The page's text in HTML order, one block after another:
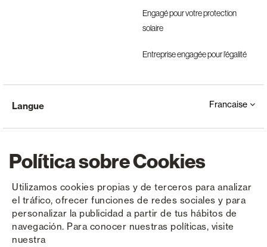
Política sobre Cookies
Utilizamos cookies propias y de terceros para analizar
el tráfico, ofrecer funciones de redes sociales y para
personalizar la publicidad a partir de tus hábitos de
navegación. Para conocer nuestras políticas, visite
nuestra
Engagé pour votre protection
solaire
Entreprise engagée pour l’égalité
Copyright © Saxun 2023 - 2026 Politique de confidentialité Avis juridique Cookies
Langue Francaise